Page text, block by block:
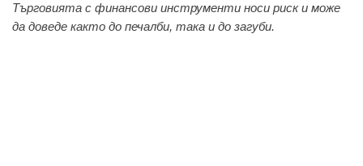
Търговията с финансови инструменти носи риск и може
да доведе както до печалби, така и до загуби.